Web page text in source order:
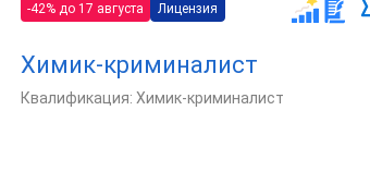
-42% до 17 августа Лицензия
Химик-криминалист
Квалификация: Химик-криминалист